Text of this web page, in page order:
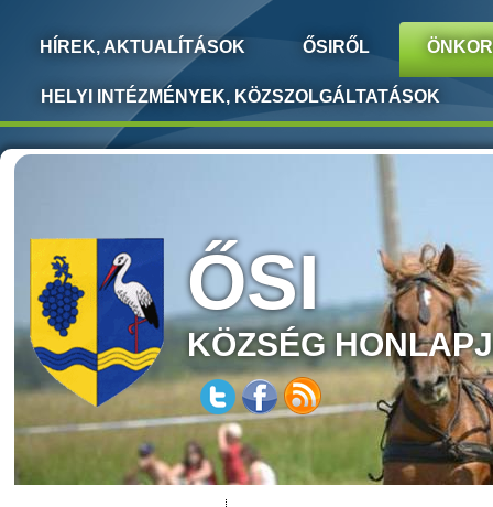
HÍREK, AKTUALÍTÁSOK ŐSIRŐL
HELYI INTÉZMÉNYEK, KÖZSZOLGÁLTATÁSOK
ŐSI
KÖZSÉG